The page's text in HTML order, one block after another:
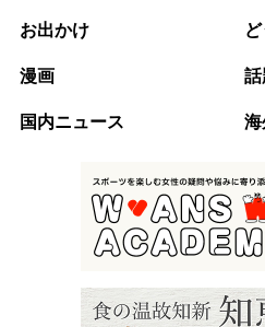
お出かけ
漫画 話
国内ニュース 海